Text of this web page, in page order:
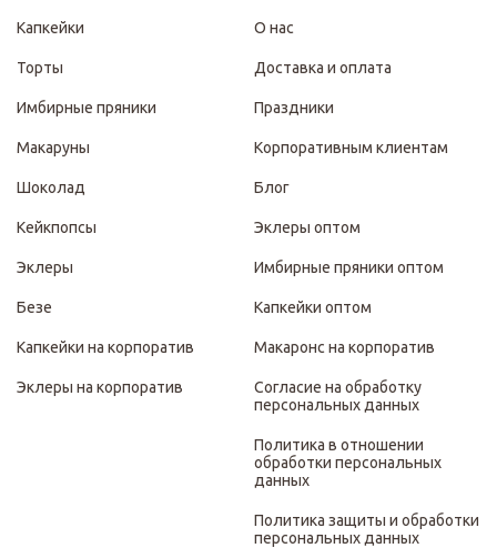
Капкейки
Торты
Имбирные пряники
Макаруны
Шоколад
Кейкпопсы
Эклеры
Безе
Капкейки на корпоратив
Эклеры на корпоратив
О нас
Доставка и оплата
Праздники
Корпоративным клиентам
Блог
Эклеры оптом
Имбирные пряники оптом
Капкейки оптом
Макаронс на корпоратив
Согласие на обработку
персональных данных
Политика в отношении
обработки персональных
данных
Политика защиты и обработки
персональных данных